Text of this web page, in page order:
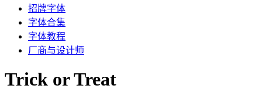
招牌字体
字体合集
字体教程
厂商与设计师
Trick or Treat